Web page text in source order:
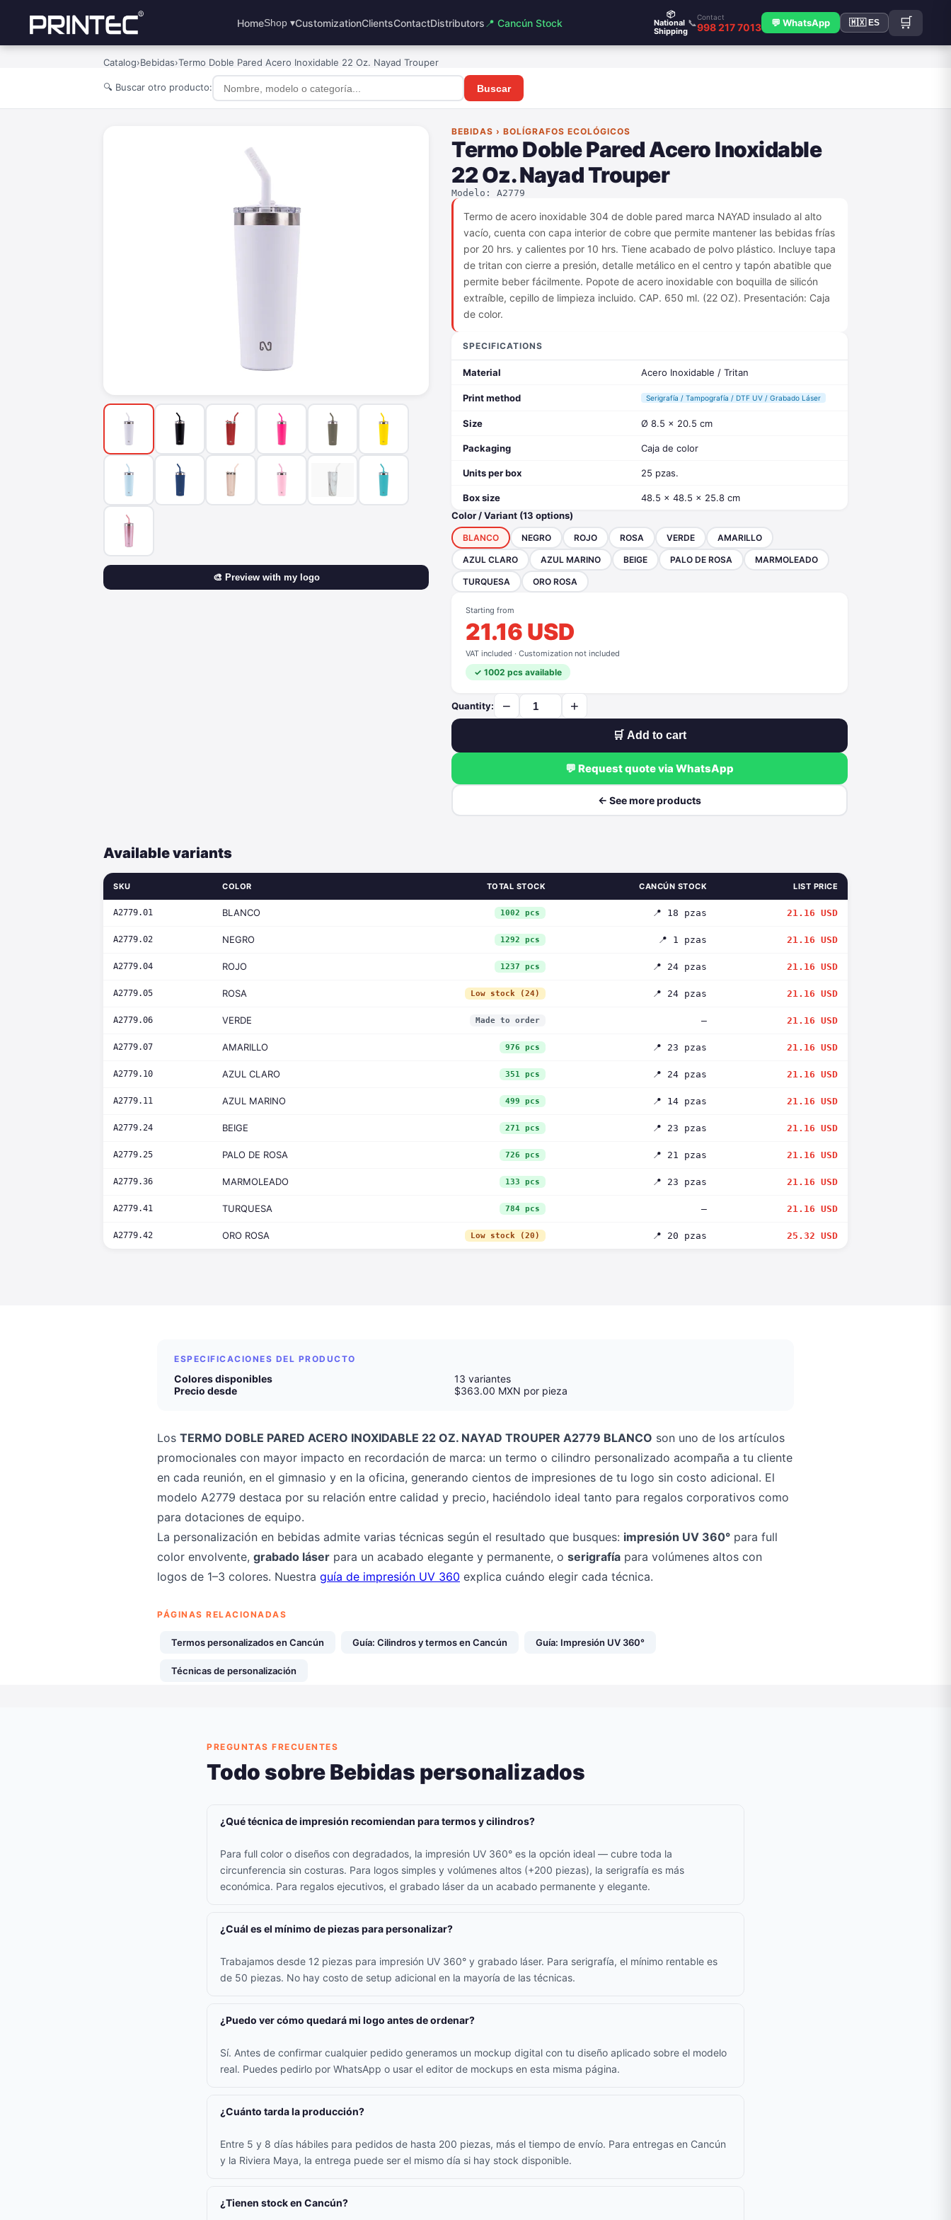
HomeShop ▾CustomizationClientsContactDistributors 📍 Cancún Stock
📦
National
Shipping
📞
Contact
998 217 7013 💬 WhatsApp 🇲🇽 ES 🛒
Catalog›Bebidas›Termo Doble Pared Acero Inoxidable 22 Oz. Nayad Trouper
🔍 Buscar otro producto: Buscar
🎨 Preview with my logo
BEBIDAS › BOLÍGRAFOS ECOLÓGICOS
Termo Doble Pared Acero Inoxidable
22 Oz. Nayad Trouper
Modelo: A2779
Termo de acero inoxidable 304 de doble pared marca NAYAD insulado al alto
vacío, cuenta con capa interior de cobre que permite mantener las bebidas frías
por 20 hrs. y calientes por 10 hrs. Tiene acabado de polvo plástico. Incluye tapa
de tritan con cierre a presión, detalle metálico en el centro y tapón abatible que
permite beber fácilmente. Popote de acero inoxidable con boquilla de silicón
extraíble, cepillo de limpieza incluido. CAP. 650 ml. (22 OZ). Presentación: Caja
de color.
SPECIFICATIONS
Material Acero Inoxidable / Tritan
Print method Serigrafía / Tampografía / DTF UV / Grabado Láser
Size Ø 8.5 x 20.5 cm
Packaging Caja de color
Units per box 25 pzas.
Box size
48.5 x 48.5 x 25.8 cm
Color / Variant (13 options)
BLANCO NEGRO ROJO ROSA VERDE AMARILLO
AZUL CLARO AZUL MARINO BEIGE PALO DE ROSA MARMOLEADO
TURQUESA ORO ROSA
Starting from
21.16 USD
VAT included · Customization not included
✓ 1002 pcs available
Quantity: − +
🛒 Add to cart
💬 Request quote via WhatsApp
← See more products
Available variants
SKU COLOR TOTAL STOCK CANCÚN STOCK LIST PRICE
A2779.01 BLANCO 1002 pcs 📍 18 pzas 21.16 USD
A2779.02 NEGRO 1292 pcs 📍 1 pzas 21.16 USD
A2779.04 ROJO 1237 pcs 📍 24 pzas 21.16 USD
A2779.05 ROSA Low stock (24) 📍 24 pzas 21.16 USD
A2779.06 VERDE Made to order — 21.16 USD
A2779.07 AMARILLO 976 pcs 📍 23 pzas 21.16 USD
A2779.10 AZUL CLARO 351 pcs 📍 24 pzas 21.16 USD
A2779.11 AZUL MARINO 499 pcs 📍 14 pzas 21.16 USD
A2779.24 BEIGE 271 pcs 📍 23 pzas 21.16 USD
A2779.25 PALO DE ROSA 726 pcs 📍 21 pzas 21.16 USD
A2779.36 MARMOLEADO 133 pcs 📍 23 pzas 21.16 USD
A2779.41 TURQUESA 784 pcs — 21.16 USD
A2779.42 ORO ROSA Low stock (20) 📍 20 pzas 25.32 USD
ESPECIFICACIONES DEL PRODUCTO
Colores disponibles
13 variantes
Precio desde
$363.00 MXN por pieza
Los TERMO DOBLE PARED ACERO INOXIDABLE 22 OZ. NAYAD TROUPER A2779 BLANCO son uno de los artículos
promocionales con mayor impacto en recordación de marca: un termo o cilindro personalizado acompaña a tu cliente
en cada reunión, en el gimnasio y en la oficina, generando cientos de impresiones de tu logo sin costo adicional. El
modelo A2779 destaca por su relación entre calidad y precio, haciéndolo ideal tanto para regalos corporativos como
para dotaciones de equipo.
La personalización en bebidas admite varias técnicas según el resultado que busques: impresión UV 360° para full
color envolvente, grabado láser para un acabado elegante y permanente, o serigrafía para volúmenes altos con
logos de 1–3 colores. Nuestra guía de impresión UV 360 explica cuándo elegir cada técnica.
PÁGINAS RELACIONADAS
Termos personalizados en Cancún Guía: Cilindros y termos en Cancún Guía: Impresión UV 360°
Técnicas de personalización
PREGUNTAS FRECUENTES
Todo sobre Bebidas personalizados
¿Qué técnica de impresión recomiendan para termos y cilindros?
Para full color o diseños con degradados, la impresión UV 360° es la opción ideal — cubre toda la
circunferencia sin costuras. Para logos simples y volúmenes altos (+200 piezas), la serigrafía es más
económica. Para regalos ejecutivos, el grabado láser da un acabado permanente y elegante.
¿Cuál es el mínimo de piezas para personalizar?
Trabajamos desde 12 piezas para impresión UV 360° y grabado láser. Para serigrafía, el mínimo rentable es
de 50 piezas. No hay costo de setup adicional en la mayoría de las técnicas.
¿Puedo ver cómo quedará mi logo antes de ordenar?
Sí. Antes de confirmar cualquier pedido generamos un mockup digital con tu diseño aplicado sobre el modelo
real. Puedes pedirlo por WhatsApp o usar el editor de mockups en esta misma página.
¿Cuánto tarda la producción?
Entre 5 y 8 días hábiles para pedidos de hasta 200 piezas, más el tiempo de envío. Para entregas en Cancún
y la Riviera Maya, la entrega puede ser el mismo día si hay stock disponible.
¿Tienen stock en Cancún?